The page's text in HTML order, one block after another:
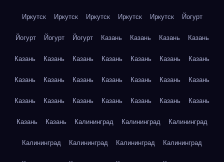
Иркутск Иркутск Иркутск Иркутск Иркутск Йогурт
Йогурт Йогурт Йогурт Казань Казань Казань Казань
Казань Казань Казань Казань Казань Казань Казань
Казань Казань Казань Казань Казань Казань Казань
Казань Казань Казань Казань Казань Казань Казань
Казань Казань Калининград Калининград Калининград
Калининград Калининград Калининград Калининград